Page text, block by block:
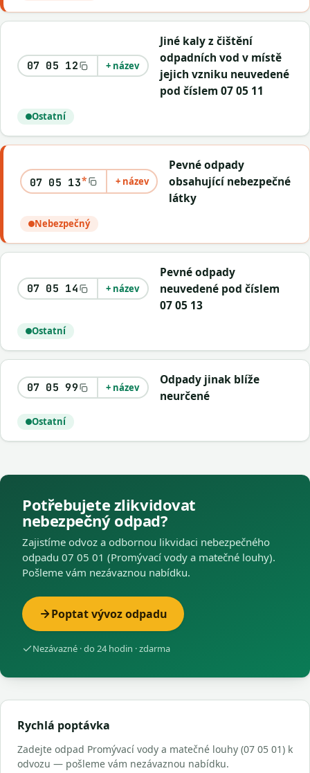
07 05 12 + název
Jiné kaly z čištění
odpadních vod v místě
jejich vzniku neuvedené
pod číslem 07 05 11
Ostatní
07 05 13* + název
Pevné odpady
obsahující nebezpečné
látky
Nebezpečný
07 05 14 + název
Pevné odpady
neuvedené pod číslem
07 05 13
Ostatní
07 05 99 + název
Odpady jinak blíže
neurčené
Ostatní
Potřebujete zlikvidovat
nebezpečný odpad?
Zajistíme odvoz a odbornou likvidaci nebezpečného
odpadu 07 05 01 (Promývací vody a matečné louhy).
Pošleme vám nezávaznou nabídku.
Poptat vývoz odpadu
Nezávazné · do 24 hodin · zdarma
Rychlá poptávka
Zadejte odpad Promývací vody a matečné louhy (07 05 01) k
odvozu — pošleme vám nezávaznou nabídku.